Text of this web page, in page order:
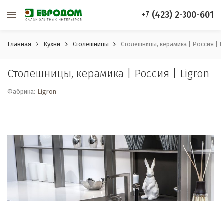
+7 (423) 2-300-601
Главная Кухни Столешницы Столешницы, керамика | Россия |
Столешницы, керамика | Россия | Ligron
Фабрика: Ligron